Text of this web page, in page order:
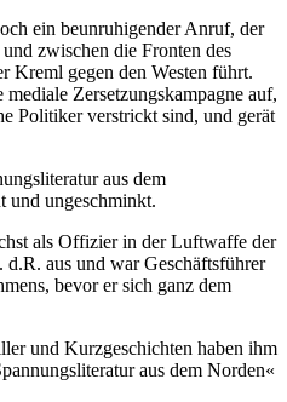
ein beunruhigender Anruf, der
zwischen die Fronten des
Kreml gegen den Westen führt.
Zersetzungskampagne auf,
Politiker verstrickt sind, und gerät
aus dem
und ungeschminkt.
als Offizier in der Luftwaffe der
aus und war Geschäftsführer
bevor er sich ganz dem
und Kurzgeschichten haben ihm
aus dem Norden«